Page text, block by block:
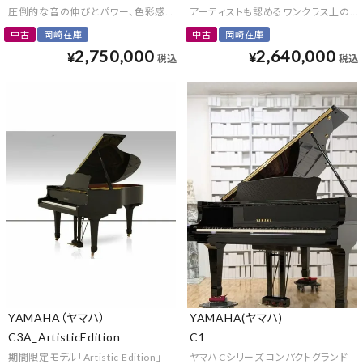
圧倒的な音の伸びとパワー、色彩感のある艶やかな音色
中古 岡崎在庫
¥2,750,000 税込
アーティストも認めるワンクラス上の
中古 岡崎在庫
¥2,640,000 税込
YAMAHA（ヤマハ）
C3A_ArtisticEdition
期間限定モデル「Artistic Edition」
YAMAHA(ヤマハ)
C1
ヤマハCシリーズ コンパクトグランド